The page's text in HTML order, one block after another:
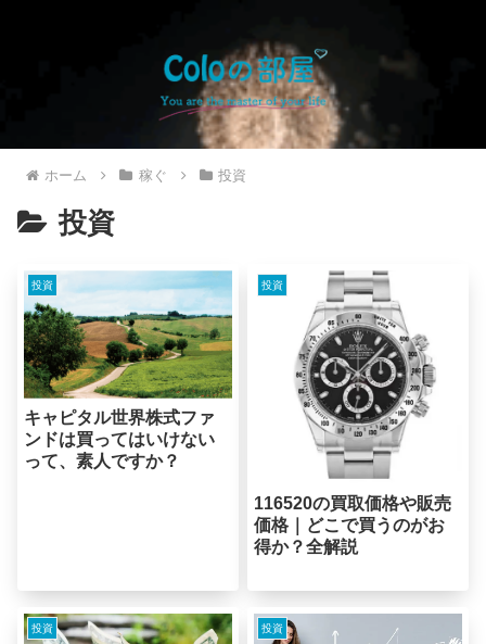
ホーム 稼ぐ 投資
投資
投資
キャピタル世界株式ファ
ンドは買ってはいけない
って、素人ですか？
投資
116520の買取価格や販売
価格｜どこで買うのがお
得か？全解説
投資 投資